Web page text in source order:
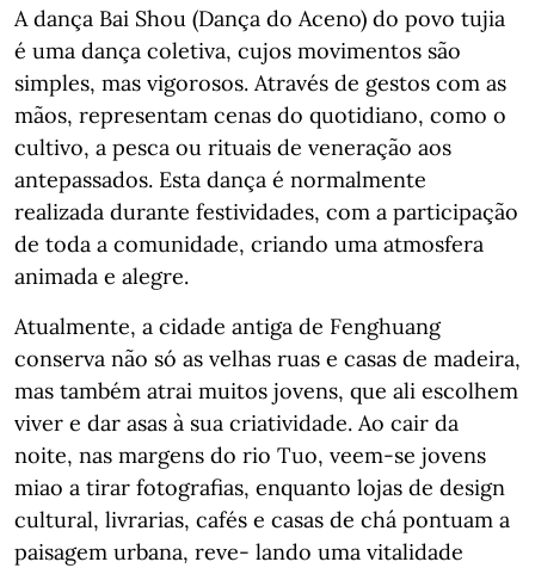
A dança Bai Shou (Dança do Aceno) do povo tujia
é uma dança coletiva, cujos movimentos são
simples, mas vigorosos. Através de gestos com as
mãos, representam cenas do quotidiano, como o
cultivo, a pesca ou rituais de veneração aos
antepassados. Esta dança é normalmente
realizada durante festividades, com a participação
de toda a comunidade, criando uma atmosfera
animada e alegre.
Atualmente, a cidade antiga de Fenghuang
conserva não só as velhas ruas e casas de madeira,
mas também atrai muitos jovens, que ali escolhem
viver e dar asas à sua criatividade. Ao cair da
noite, nas margens do rio Tuo, veem-se jovens
miao a tirar fotografias, enquanto lojas de design
cultural, livrarias, cafés e casas de chá pontuam a
paisagem urbana, reve- lando uma vitalidade